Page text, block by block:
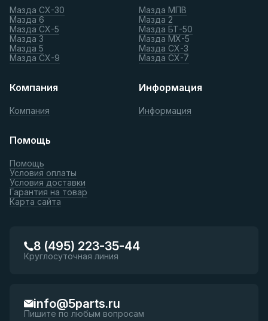
Мазда СХ-30
Мазда 6
Мазда СХ-5
Мазда 3
Мазда 5
Мазда СХ-9
Мазда МПВ
Мазда 2
Мазда БТ-50
Мазда МХ-5
Мазда СХ-3
Мазда СХ-7
Компания
Компания
Информация
Информация
Помощь
Помощь
Условия оплаты
Условия доставки
Гарантия на товар
Карта сайта
8 (495) 223-35-44
Круглосуточная линия
info@5parts.ru
Пишите по любым вопросам